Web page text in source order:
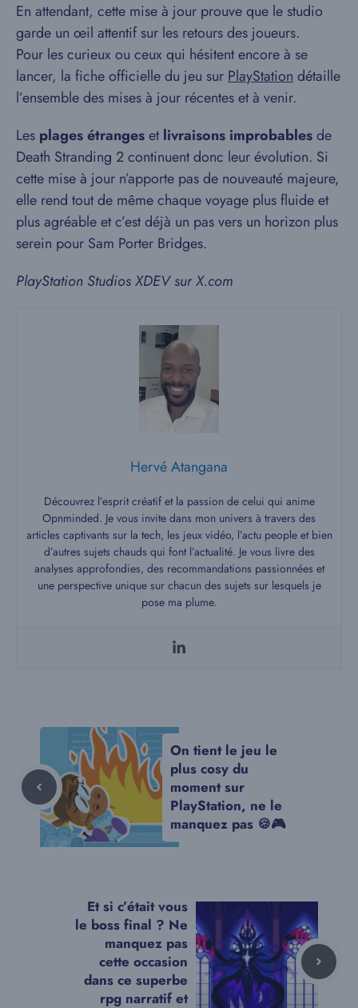
En attendant, cette mise à jour prouve que le studio
garde un œil attentif sur les retours des joueurs.
Pour les curieux ou ceux qui hésitent encore à se
lancer, la fiche officielle du jeu sur PlayStation détaille
l’ensemble des mises à jour récentes et à venir.
Les plages étrangesetlivraisons improbablesde
Death Stranding 2 continuent donc leur évolution. Si
cette mise à jour n’apporte pas de nouveauté majeure,
elle rend tout de même chaque voyage plus fluide et
plus agréable et c’est déjà un pas vers un horizon plus
serein pour Sam Porter Bridges.
PlayStation Studios XDEV sur X.com
Hervé Atangana
Découvrez l’esprit créatif et la passion de celui qui anime
Opnminded. Je vous invite dans mon univers à travers des
articles captivants sur la tech, les jeux vidéo, l’actu people et bien
d’autres sujets chauds qui font l’actualité. Je vous livre des
analyses approfondies, des recommandations passionnées et
une perspective unique sur chacun des sujets sur lesquels je
pose ma plume.
On tient le jeu le
plus cosy du
moment sur
PlayStation, ne le
manquez pas 🍪🎮
Et si c’était vous
le boss final ? Ne
manquez pas
cette occasion
dans ce superbe
rpg narratif et